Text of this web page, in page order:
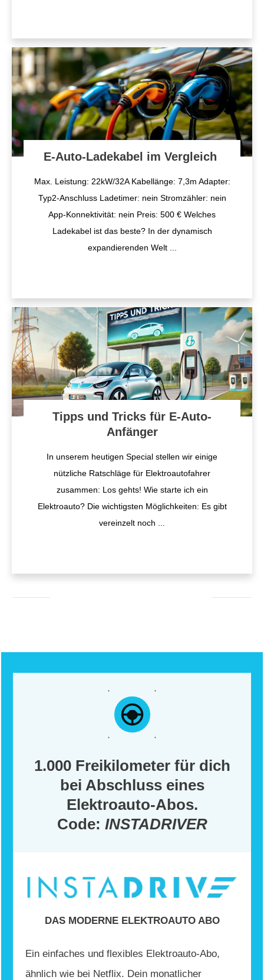
E-Auto-Ladekabel im Vergleich
Max. Leistung: 22kW/32A Kabellänge: 7,3m Adapter:
Typ2-Anschluss Ladetimer: nein Stromzähler: nein
App-Konnektivität: nein Preis: 500 € Welches
Ladekabel ist das beste? In der dynamisch
expandierenden Welt
Tipps und Tricks für E-Auto-
Anfänger
In unserem heutigen Special stellen wir einige
nützliche Ratschläge für Elektroautofahrer
zusammen: Los gehts! Wie starte ich ein
Elektroauto? Die wichtigsten Möglichkeiten: Es gibt
vereinzelt noch
1.000 Freikilometer für dich
bei Abschluss eines
Elektroauto-Abos.
Code: INSTADRIVER
DAS MODERNE ELEKTROAUTO ABO
Ein einfaches und flexibles Elektroauto-Abo,
ähnlich wie bei Netflix. Dein monatlicher